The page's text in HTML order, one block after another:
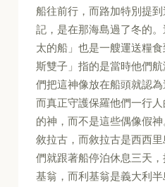
船往前行，而路加特別提
記，是在那海島過了冬的
太的船」也是一艘運送糧
斯雙子」指的是當時他們
們把這神像放在船頭就認
而真正守護保羅他們一行
的神，而不是這些偶像假
敘拉古，而敘拉古是西西
們就跟著船停泊休息三天
基翁，而利基翁是義大利